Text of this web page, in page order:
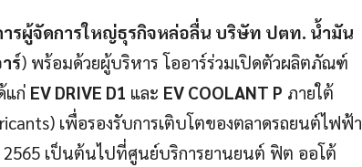
รผู้จัดการใหญ่ธุรกิจหล่อลื่น บริษัท ปตท. น้ำมัน
ร์) พร้อมด้วยผู้บริหาร โออาร์ร่วมเปิดตัวผลิตภัณฑ์
แก่ EV DRIVE D1 และ EV COOLANT P ภายใต้
เพื่อรองรับการเติบโตของตลาดรถยนต์ไฟฟ้า
เป็นต้นไปที่ศูนย์บริการยานยนต์ ฟิต ออโต้